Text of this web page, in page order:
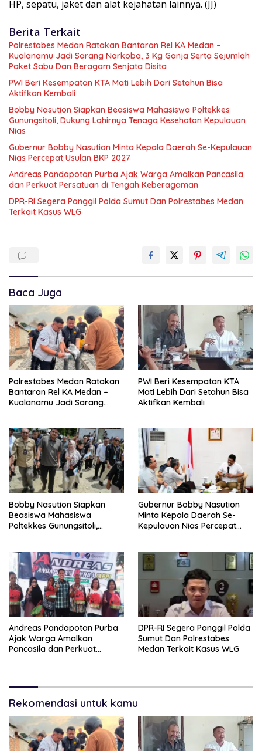
HP, sepatu, jaket dan alat kejahatan lainnya. (JJ)
Berita Terkait
Polrestabes Medan Ratakan Bantaran Rel KA Medan –
Kualanamu Jadi Sarang Narkoba, 3 Kg Ganja Serta Sejumlah
Paket Sabu Dan Beragam Senjata Disita
PWI Beri Kesempatan KTA Mati Lebih Dari Setahun Bisa
Aktifkan Kembali
Bobby Nasution Siapkan Beasiswa Mahasiswa Poltekkes
Gunungsitoli, Dukung Lahirnya Tenaga Kesehatan Kepulauan
Nias
Gubernur Bobby Nasution Minta Kepala Daerah Se-Kepulauan
Nias Percepat Usulan BKP 2027
Andreas Pandapotan Purba Ajak Warga Amalkan Pancasila
dan Perkuat Persatuan di Tengah Keberagaman
DPR-RI Segera Panggil Polda Sumut Dan Polrestabes Medan
Terkait Kasus WLG
Baca Juga
Polrestabes Medan Ratakan
Bantaran Rel KA Medan –
Kualanamu Jadi Sarang
Beragam Senjata Disita
PWI Beri Kesempatan KTA
Mati Lebih Dari Setahun Bisa
Aktifkan Kembali
Bobby Nasution Siapkan
Beasiswa Mahasiswa
Poltekkes Gunungsitoli,
Gubernur Bobby Nasution
Minta Kepala Daerah Se-
Kepulauan Nias Percepat
Andreas Pandapotan Purba
Ajak Warga Amalkan
Pancasila dan Perkuat
DPR-RI Segera Panggil Polda
Sumut Dan Polrestabes
Medan Terkait Kasus WLG
Rekomendasi untuk kamu